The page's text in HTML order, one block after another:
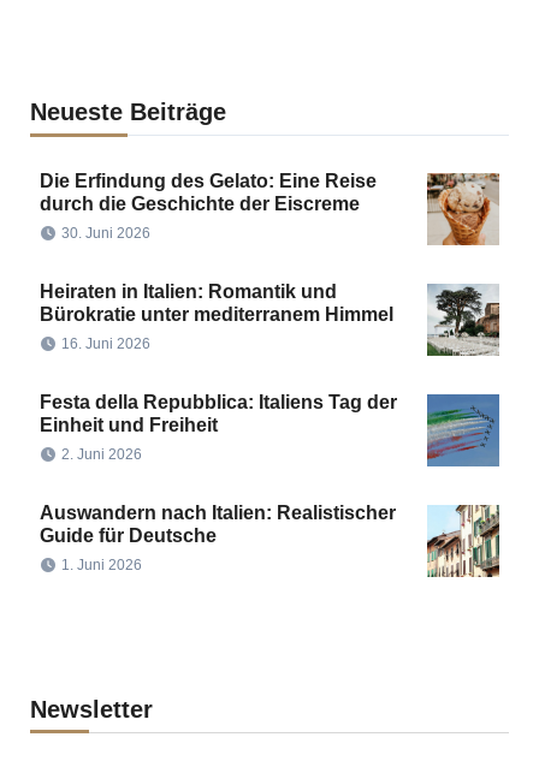
Neueste Beiträge
Die Erfindung des Gelato: Eine Reise
durch die Geschichte der Eiscreme
30. Juni 2026
Heiraten in Italien: Romantik und
Bürokratie unter mediterranem Himmel
16. Juni 2026
Festa della Repubblica: Italiens Tag der
Einheit und Freiheit
2. Juni 2026
Auswandern nach Italien: Realistischer
Guide für Deutsche
1. Juni 2026
Newsletter